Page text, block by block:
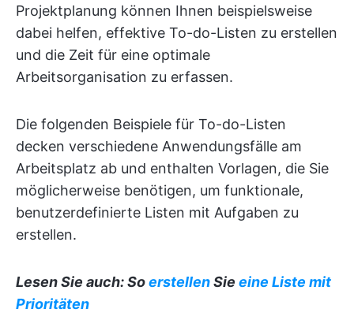
Projektplanung können Ihnen beispielsweise
dabei helfen, effektive To-do-Listen zu erstellen
und die Zeit für eine optimale
Arbeitsorganisation zu erfassen.
Die folgenden Beispiele für To-do-Listen
decken verschiedene Anwendungsfälle am
Arbeitsplatz ab und enthalten Vorlagen, die Sie
möglicherweise benötigen, um funktionale,
benutzerdefinierte Listen mit Aufgaben zu
erstellen.
Lesen Sie auch: SoerstellenSie eine Liste mit
Prioritäten